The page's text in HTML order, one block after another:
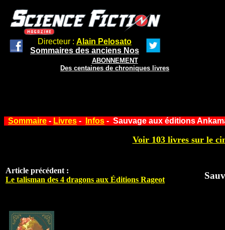
Directeur : Alain Pelosato
Sommaires des anciens Nos
ABONNEMENT
Des centaines de chroniques livres
Sommaire - Livres - Infos - Sauvage aux éditions
Voir 103 livres sur le
Article précédent :
Le talisman des 4 dragons aux Éditions Rageot